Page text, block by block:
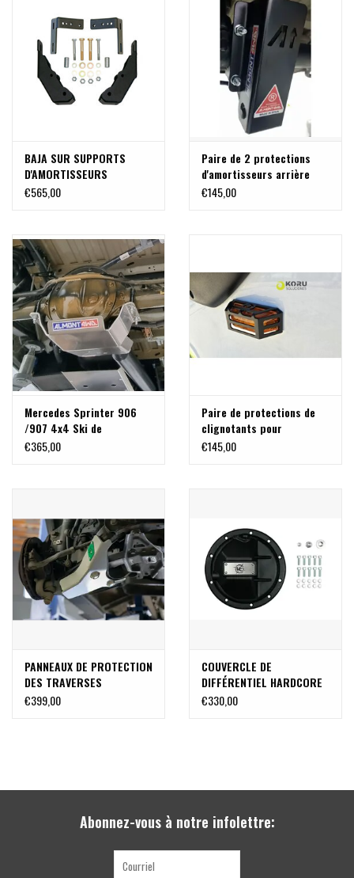
BAJA SUR SUPPORTS
D'AMORTISSEURS
RENFORCÉS INFÉRIEURES
roues simples de VAN
COMPASS
€565,00
Paire de 2 protections
d'amortisseurs arrière
pour Mercedes Sprinter
€145,00
Mercedes Sprinter 906
/907 4x4 Ski de
protection nez de pont
€365,00
Paire de protections de
clignotants pour
Mercedes Sprinter
€145,00
PANNEAUX DE PROTECTION
DES TRAVERSES
INFERIEURES AVANT -
€399,00
COUVERCLE DE
DIFFÉRENTIEL HARDCORE
POUR SPRINTER 906 &
€330,00
Abonnez-vous à notre infolettre: